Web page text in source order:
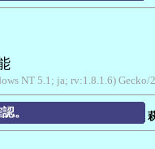
NT 5.1; ja; rv:1.8.1.6)
。